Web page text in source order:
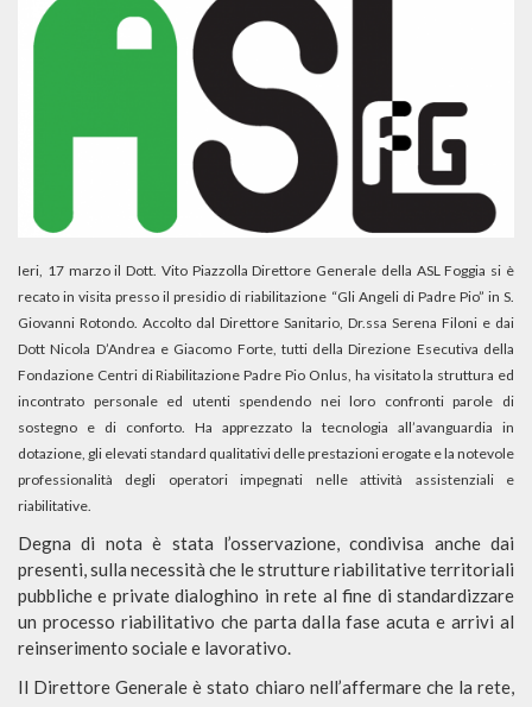
Ieri, 17 marzo il Dott. Vito Piazzolla Direttore Generale della ASL Foggia si è
recato in visita presso il presidio di riabilitazione “Gli Angeli di Padre Pio” in S.
Giovanni Rotondo. Accolto dal Direttore Sanitario, Dr.ssa Serena Filoni e dai
Dott Nicola D’Andrea e Giacomo Forte, tutti della Direzione Esecutiva della
Fondazione Centri di Riabilitazione Padre Pio Onlus, ha visitato la struttura ed
incontrato personale ed utenti spendendo nei loro confronti parole di
sostegno e di conforto. Ha apprezzato la tecnologia all’avanguardia in
dotazione, gli elevati standard qualitativi delle prestazioni erogate e la notevole
professionalità degli operatori impegnati nelle attività assistenziali e
riabilitative.
Degna di nota è stata l’osservazione, condivisa anche dai
presenti, sulla necessità che le strutture riabilitative territoriali
pubbliche e private dialoghino in rete al fine di standardizzare
un processo riabilitativo che parta dalla fase acuta e arrivi al
reinserimento sociale e lavorativo.
Il Direttore Generale è stato chiaro nell’affermare che la rete,